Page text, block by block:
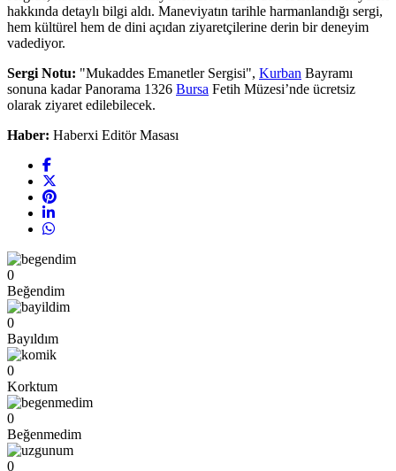
hakkında detaylı bilgi aldı. Maneviyatın tarihle harmanlandığı sergi,
hem kültürel hem de dini açıdan ziyaretçilerine derin bir deneyim
vadediyor.
Sergi Notu: "Mukaddes Emanetler Sergisi", Kurban Bayramı
sonuna kadar Panorama 1326 Bursa Fetih Müzesi’nde ücretsiz
olarak ziyaret edilebilecek.
Haber: Haberxi Editör Masası
0
Beğendim
0
Bayıldım
0
Korktum
0
Beğenmedim
0